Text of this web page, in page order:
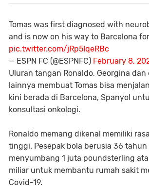
Tomas was first diagnosed with
and is now on his way to Barcelona
pic.twitter.com/jRp5IqeRBc
— ESPN FC (@ESPNFC) February 8,
Uluran tangan Ronaldo, Georgina dan
lainnya membuat Tomas bisa
kini berada di Barcelona, Spanyol
konsultasi onkologi.
Ronaldo memang dikenal memiliki
tinggi. Pesepak bola berusia 36 tahun
menyumbang 1 juta poundsterling
miliar untuk membantu rumah sakit
Covid-19.